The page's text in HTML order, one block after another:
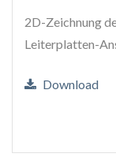
2D-Zeichnung
Leiterplatten-
Download